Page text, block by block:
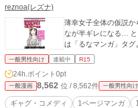
reznoa(レズナ)
薄幸女子全体の仮説
なが半ギレになる… という話です。 全2話です… 過去作一欄
一般男性向け 連載中 R15
24h.ポイント 0pt
一般漫画 8,562 位 / 8,562件 一般男性向け
ギャグ・コメディ 1ページマンガ